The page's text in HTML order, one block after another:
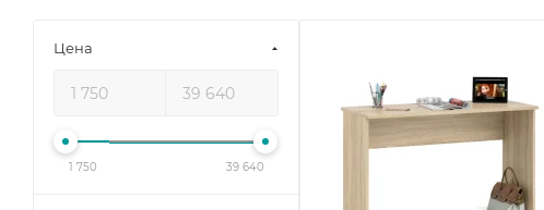
Цена
1 750 39 640